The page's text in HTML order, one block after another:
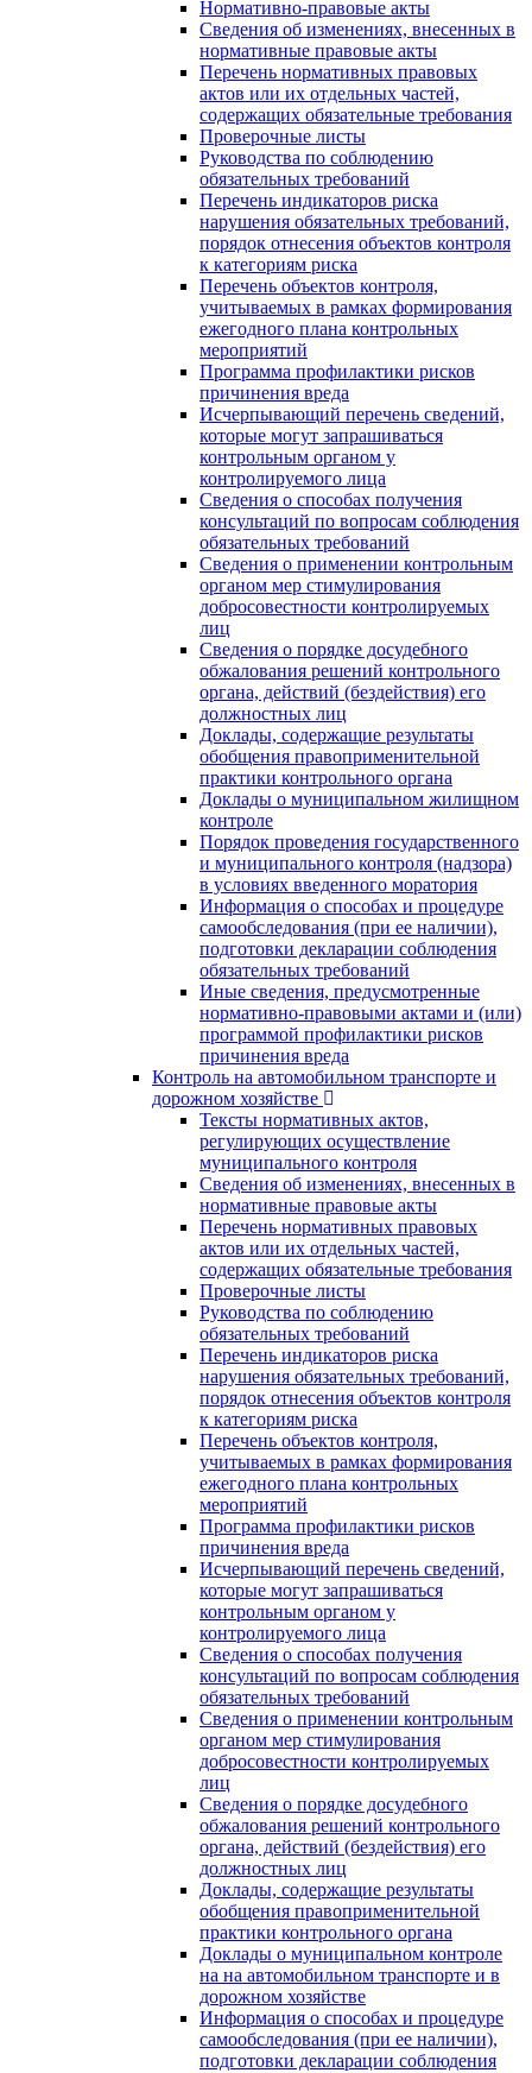
Нормативно-правовые акты
Сведения об изменениях, внесенных в
нормативные правовые акты
Перечень нормативных правовых
актов или их отдельных частей,
содержащих обязательные требования
Проверочные листы
Руководства по соблюдению
обязательных требований
Перечень индикаторов риска
нарушения обязательных требований,
порядок отнесения объектов контроля
к категориям риска
Перечень объектов контроля,
учитываемых в рамках формирования
ежегодного плана контрольных
мероприятий
Программа профилактики рисков
причинения вреда
Исчерпывающий перечень сведений,
которые могут запрашиваться
контрольным органом у
контролируемого лица
Сведения о способах получения
консультаций по вопросам соблюдения
обязательных требований
Сведения о применении контрольным
органом мер стимулирования
добросовестности контролируемых
лиц
Сведения о порядке досудебного
обжалования решений контрольного
органа, действий (бездействия) его
должностных лиц
Доклады, содержащие результаты
обобщения правоприменительной
практики контрольного органа
Доклады о муниципальном жилищном
контроле
Порядок проведения государственного
и муниципального контроля (надзора)
в условиях введенного моратория
Информация о способах и процедуре
самообследования (при ее наличии),
подготовки декларации соблюдения
обязательных требований
Иные сведения, предусмотренные
нормативно-правовыми актами и (или)
программой профилактики рисков
причинения вреда
Контроль на автомобильном транспорте и
дорожном хозяйстве
Тексты нормативных актов,
регулирующих осуществление
муниципального контроля
Сведения об изменениях, внесенных в
нормативные правовые акты
Перечень нормативных правовых
актов или их отдельных частей,
содержащих обязательные требования
Проверочные листы
Руководства по соблюдению
обязательных требований
Перечень индикаторов риска
нарушения обязательных требований,
порядок отнесения объектов контроля
к категориям риска
Перечень объектов контроля,
учитываемых в рамках формирования
ежегодного плана контрольных
мероприятий
Программа профилактики рисков
причинения вреда
Исчерпывающий перечень сведений,
которые могут запрашиваться
контрольным органом у
контролируемого лица
Сведения о способах получения
консультаций по вопросам соблюдения
обязательных требований
Сведения о применении контрольным
органом мер стимулирования
добросовестности контролируемых
лиц
Сведения о порядке досудебного
обжалования решений контрольного
органа, действий (бездействия) его
должностных лиц
Доклады, содержащие результаты
обобщения правоприменительной
практики контрольного органа
Доклады о муниципальном контроле
на на автомобильном транспорте и в
дорожном хозяйстве
Информация о способах и процедуре
самообследования (при ее наличии),
подготовки декларации соблюдения